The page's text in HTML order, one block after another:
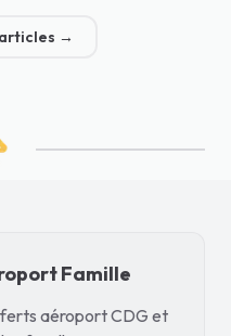
→
Famille
aéroport CDG et